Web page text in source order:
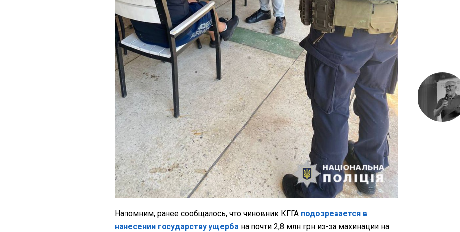
Напомним, ранее сообщалось, что чиновник КГГА подозревается в
нанесении государству ущерба на почти 2,8 млн грн из-за махинации на